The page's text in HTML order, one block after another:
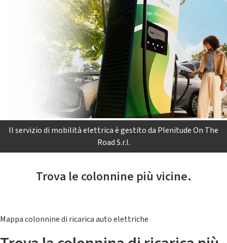
Il servizio di mobilità elettrica è gestito da Plenitude On The
Road S.r.l.
Trova le colonnine più vicine.
Mappa colonnine di ricarica auto elettriche